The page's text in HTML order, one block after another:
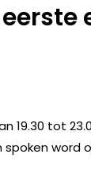
19.30 tot
word